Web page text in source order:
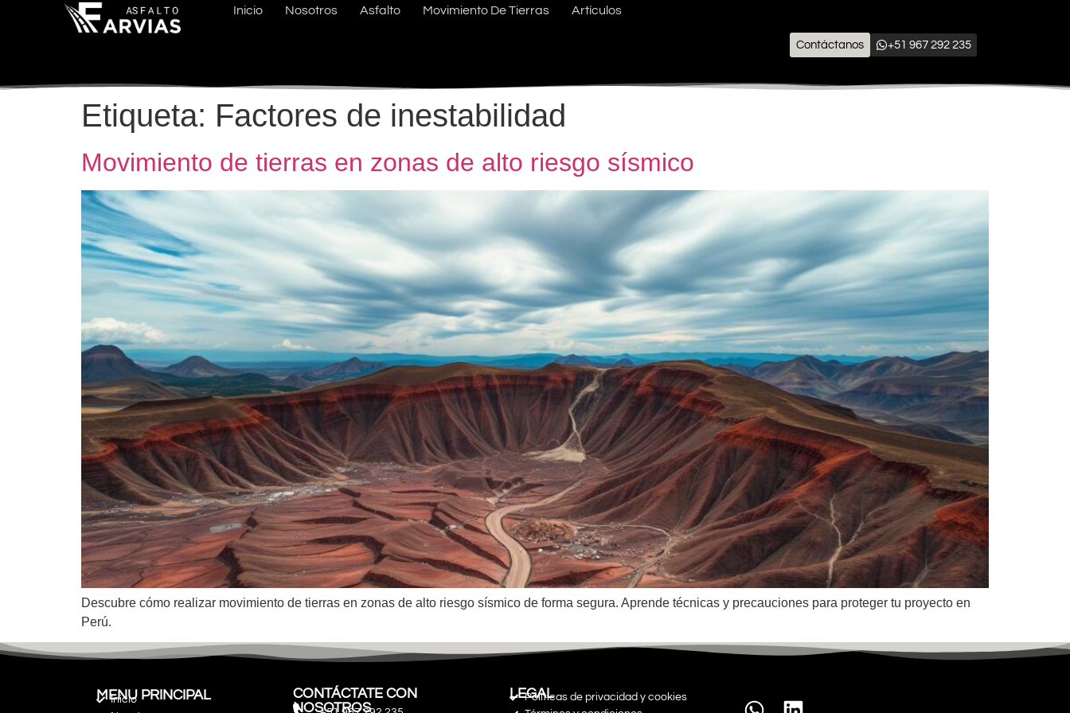
Inicio Nosotros Asfalto Movimiento De Tierras Artículos
Contáctanos +51 967 292 235
Etiqueta: Factores de inestabilidad
Movimiento de tierras en zonas de alto riesgo sísmico
Descubre cómo realizar movimiento de tierras en zonas de alto riesgo sísmico de forma segura. Aprende técnicas y precauciones para proteger tu proyecto en
Perú.
MENU PRINCIPAL
Inicio
CONTÁCTATE CON
NOSOTROS
Políticas de privacidad y cookies
LEGAL